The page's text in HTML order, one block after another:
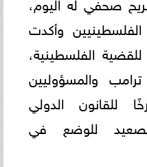
وأكدت
الفلسطينية،
والمسؤوليين
للقانون الدولي
للوضع في